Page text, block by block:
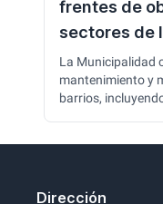
frentes de
sectores de
La Municipalidad
mantenimiento y
barrios,
Dirección